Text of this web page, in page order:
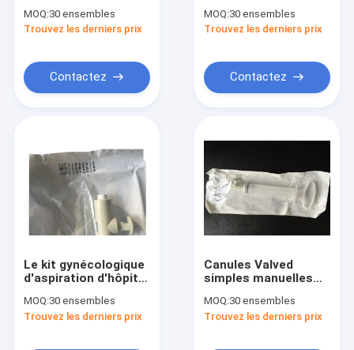
4#~7# d'aspiration
de vide d'anesthésie
MOQ:30 ensembles
Trouvez les derniers prix
Contactez
d'aspiration de vide
manuelle d'intimité
garantie
MOQ:30 ensembles
Trouvez les derniers prix
Contactez
Le kit gynécologique
d'aspiration d'hôpital
pincement réduisent
la charge de travail
MOQ:30 ensembles
Trouvez les derniers prix
Canules Valved
simples manuelles
de vide de
stérilisation d'oxyde
MOQ:30 ensembles
Trouvez les derniers prix